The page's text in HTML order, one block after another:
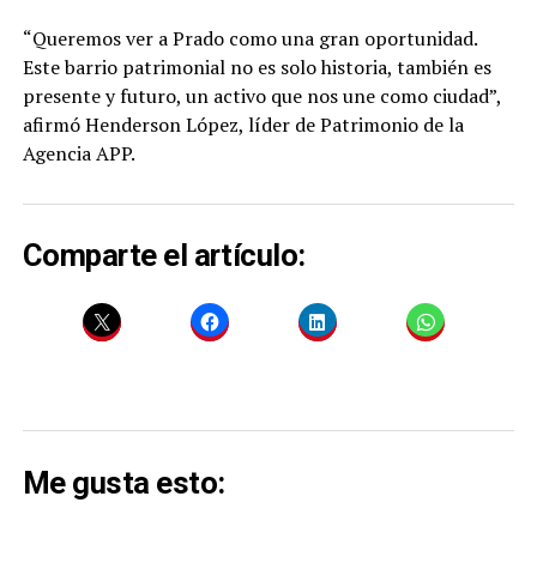
“Queremos ver a Prado como una gran oportunidad.
Este barrio patrimonial no es solo historia, también es
presente y futuro, un activo que nos une como ciudad”,
afirmó Henderson López, líder de Patrimonio de la
Agencia APP.
Comparte el artículo:
Me gusta esto: